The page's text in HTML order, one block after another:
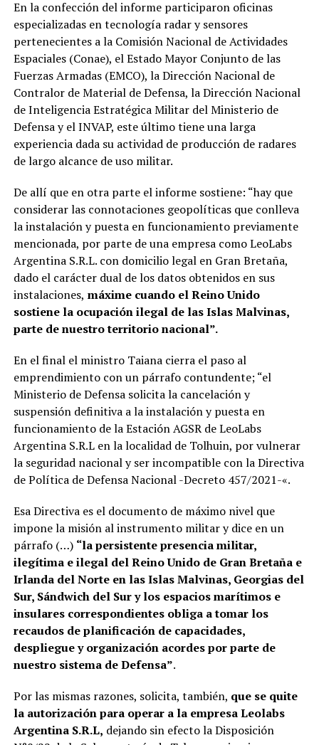
En la confección del informe participaron oficinas
especializadas en tecnología radar y sensores
pertenecientes a la Comisión Nacional de Actividades
Espaciales (Conae), el Estado Mayor Conjunto de las
Fuerzas Armadas (EMCO), la Dirección Nacional de
Contralor de Material de Defensa, la Dirección Nacional
de Inteligencia Estratégica Militar del Ministerio de
Defensa y el INVAP, este último tiene una larga
experiencia dada su actividad de producción de radares
de largo alcance de uso militar.
De allí que en otra parte el informe sostiene: “hay que
considerar las connotaciones geopolíticas que conlleva
la instalación y puesta en funcionamiento previamente
mencionada, por parte de una empresa como LeoLabs
Argentina S.R.L. con domicilio legal en Gran Bretaña,
dado el carácter dual de los datos obtenidos en sus
instalaciones, máxime cuando el Reino Unido
sostiene la ocupación ilegal de las Islas Malvinas,
parte de nuestro territorio nacional”.
En el final el ministro Taiana cierra el paso al
emprendimiento con un párrafo contundente; “el
Ministerio de Defensa solicita la cancelación y
suspensión definitiva a la instalación y puesta en
funcionamiento de la Estación AGSR de LeoLabs
Argentina S.R.L en la localidad de Tolhuin, por vulnerar
la seguridad nacional y ser incompatible con la Directiva
de Política de Defensa Nacional -Decreto 457/2021-«.
Esa Directiva es el documento de máximo nivel que
impone la misión al instrumento militar y dice en un
párrafo (…) “la persistente presencia militar,
ilegítima e ilegal del Reino Unido de Gran Bretaña e
Irlanda del Norte en las Islas Malvinas, Georgias del
Sur, Sándwich del Sur y los espacios marítimos e
insulares correspondientes obliga a tomar los
recaudos de planificación de capacidades,
despliegue y organización acordes por parte de
nuestro sistema de Defensa”.
Por las mismas razones, solicita, también, que se quite
la autorización para operar a la empresa Leolabs
Argentina S.R.L, dejando sin efecto la Disposición